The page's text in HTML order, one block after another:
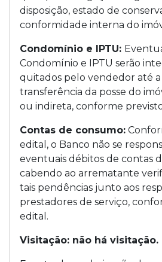
disposição, estado de
conformidade interna do
Condomínio e IPTU:
Condomínio e IPTU serão
quitados pelo vendedor até a
transferência da posse do
ou indireta, conforme
Contas de consumo:
edital, o Banco não se
eventuais débitos de contas
cabendo ao arrematante
tais pendências junto aos
prestadores de serviço,
edital.
Visitação: não há visitação.